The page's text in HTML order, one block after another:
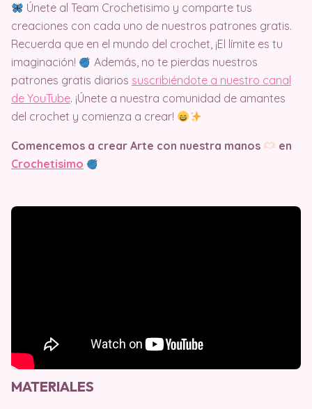
Únete al Team Crochetisimo y comparte tus
creaciones con cada uno de nuestros patrones gratis.
Recuerda que en el mundo del crochet, ¡El límite es tu
imaginación!
Además, no te pierdas nuestros
patrones gratis diarios suscribiéndote a nuestro canal
de YouTube. ¡Únete a nuestra comunidad de amantes
del crochet y comienza a crear!
Comencemos a crear Arte con nuestra manos
en
Crochetisimo
MATERIALES